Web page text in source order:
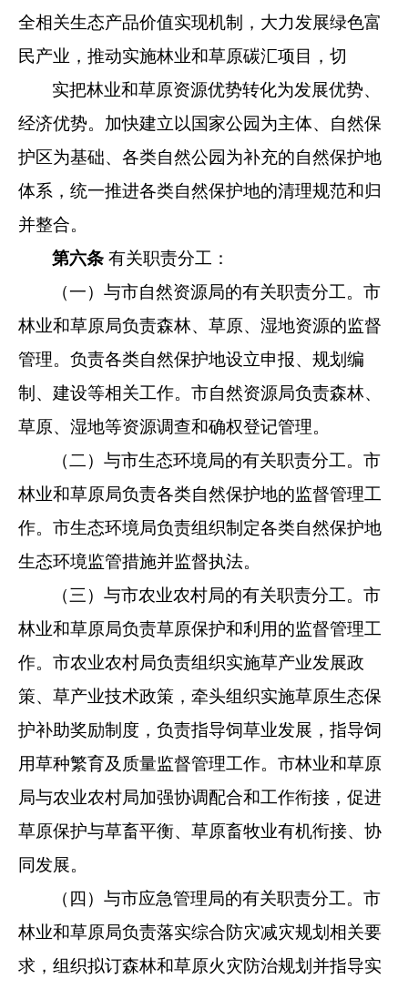
全相关生态产品价值实现机制，大力发展绿色富
民产业，推动实施林业和草原碳汇项目，切
实把林业和草原资源优势转化为发展优势、
经济优势。加快建立以国家公园为主体、自然保
护区为基础、各类自然公园为补充的自然保护地
体系，统一推进各类自然保护地的清理规范和归
并整合。
第六条 有关职责分工：
（一）与市自然资源局的有关职责分工。市
林业和草原局负责森林、草原、湿地资源的监督
管理。负责各类自然保护地设立申报、规划编
制、建设等相关工作。市自然资源局负责森林、
草原、湿地等资源调查和确权登记管理。
（二）与市生态环境局的有关职责分工。市
林业和草原局负责各类自然保护地的监督管理工
作。市生态环境局负责组织制定各类自然保护地
生态环境监管措施并监督执法。
（三）与市农业农村局的有关职责分工。市
林业和草原局负责草原保护和利用的监督管理工
作。市农业农村局负责组织实施草产业发展政
策、草产业技术政策，牵头组织实施草原生态保
护补助奖励制度，负责指导饲草业发展，指导饲
用草种繁育及质量监督管理工作。市林业和草原
局与农业农村局加强协调配合和工作衔接，促进
草原保护与草畜平衡、草原畜牧业有机衔接、协
同发展。
（四）与市应急管理局的有关职责分工。市
林业和草原局负责落实综合防灾减灾规划相关要
求，组织拟订森林和草原火灾防治规划并指导实